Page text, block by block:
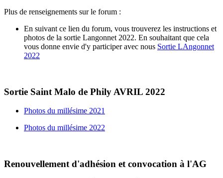
Plus de renseignements sur le forum :
En suivant ce lien du forum, vous trouverez les instructions et
photos de la sortie Langonnet 2022. En souhaitant que cela
vous donne envie d'y participer avec nous Sortie LAngonnet
2022
Sortie Saint Malo de Phily AVRIL 2022
Photos du millésime 2021
Photos du millésime 2022
Renouvellement d'adhésion et convocation à l'AG